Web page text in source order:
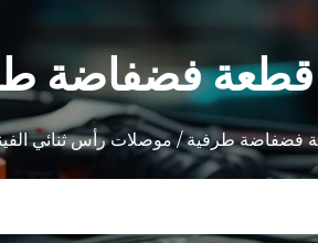
قطعة فضفاضة
فضفاضة طرفية/موصلات رأس ثنائي